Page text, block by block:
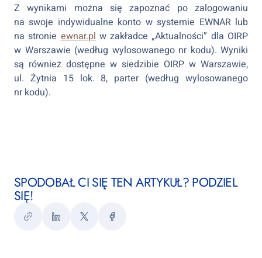
Z wynikami można się zapoznać po zalogowaniu
na swoje indywidualne konto w systemie EWNAR lub
na stronie ewnar.pl w zakładce „Aktualności” dla OIRP
w Warszawie (według wylosowanego nr kodu). Wyniki
są również dostępne w siedzibie OIRP w Warszawie,
ul. Żytnia 15 lok. 8, parter (według wylosowanego
nr kodu).
SPODOBAŁ CI SIĘ TEN ARTYKUŁ? PODZIEL
SIĘ!
KopiujLinkedInTwitterFacebook